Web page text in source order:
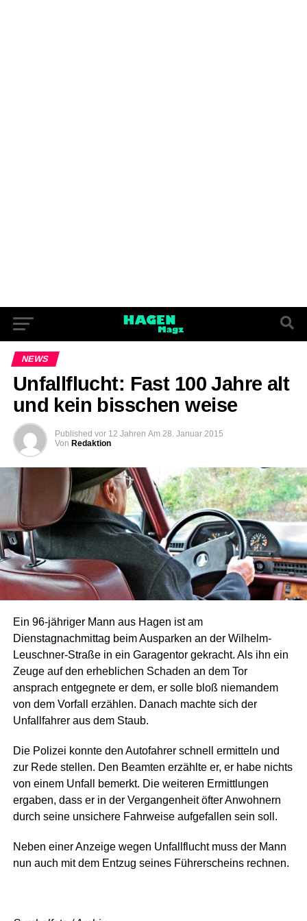
NEWS
Unfallflucht: Fast 100 Jahre alt
und kein bisschen weise
Published vor 12 Jahren Am 28. Januar 2015
Von Redaktion
Ein 96-jähriger Mann aus Hagen ist am
Dienstagnachmittag beim Ausparken an der Wilhelm-
Leuschner-Straße in ein Garagentor gekracht. Als ihn ein
Zeuge auf den erheblichen Schaden an dem Tor
ansprach entgegnete er dem, er solle bloß niemandem
von dem Vorfall erzählen. Danach machte sich der
Unfallfahrer aus dem Staub.
Die Polizei konnte den Autofahrer schnell ermitteln und
zur Rede stellen. Den Beamten erzählte er, er habe nichts
von einem Unfall bemerkt. Die weiteren Ermittlungen
ergaben, dass er in der Vergangenheit öfter Anwohnern
durch seine unsichere Fahrweise aufgefallen sein soll.
Neben einer Anzeige wegen Unfallflucht muss der Mann
nun auch mit dem Entzug seines Führerscheins rechnen.